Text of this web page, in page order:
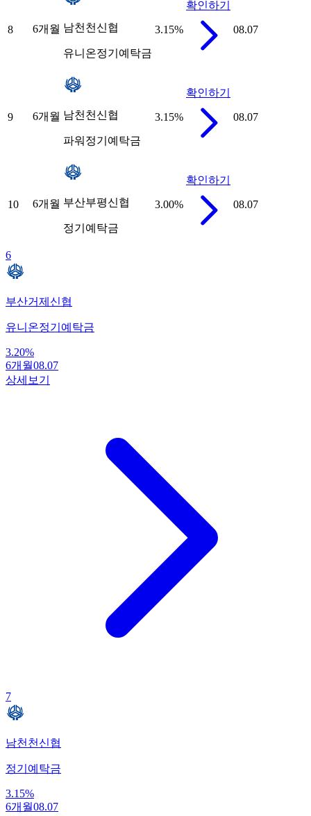
8 6개월 남천천신협
유니온정기예탁금
3.15%
확인하기
08.07
9 6개월 남천천신협
파워정기예탁금
3.15%
확인하기
08.07
10 6개월 부산부평신협
정기예탁금
3.00%
확인하기
08.07
6
부산거제신협
유니온정기예탁금
3.20%
6개월08.07
상세보기
7
남천천신협
정기예탁금
3.15%
6개월08.07